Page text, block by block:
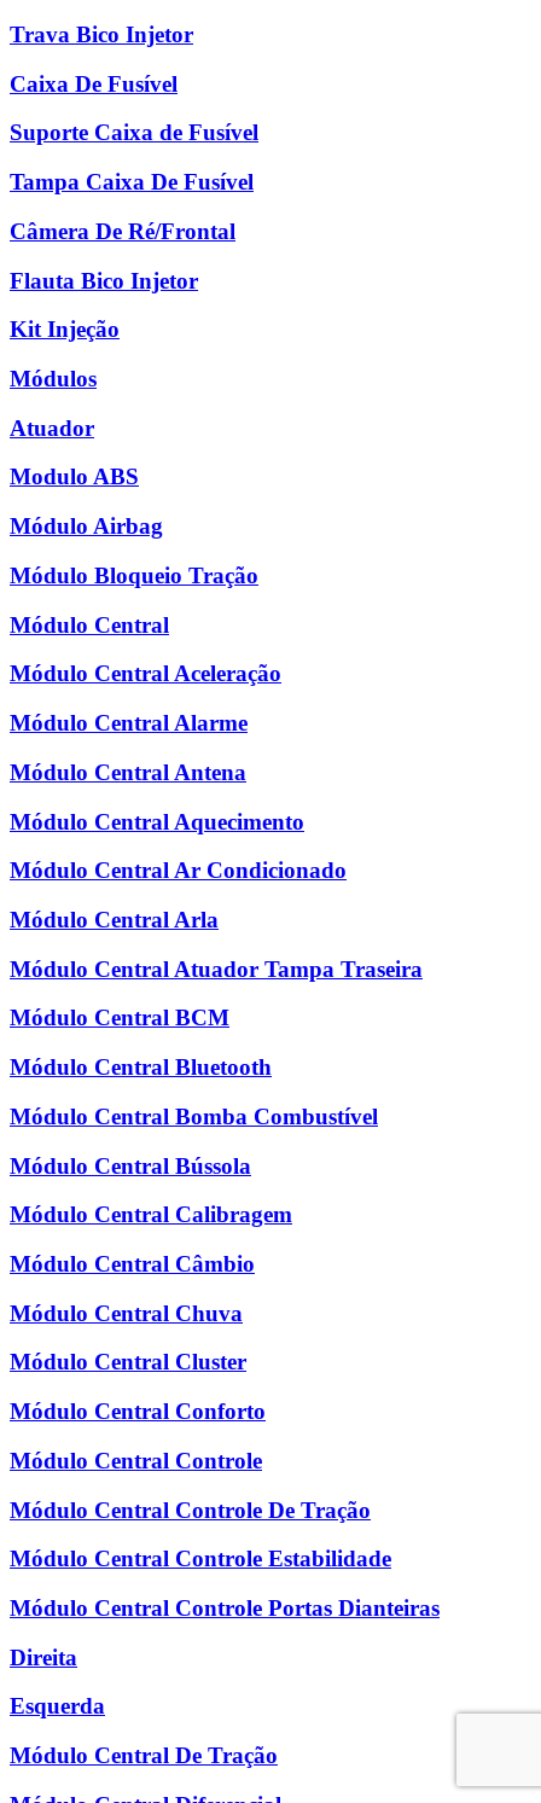
Trava Bico Injetor
Caixa De Fusível
Suporte Caixa de Fusível
Tampa Caixa De Fusível
Câmera De Ré/Frontal
Flauta Bico Injetor
Kit Injeção
Módulos
Atuador
Modulo ABS
Módulo Airbag
Módulo Bloqueio Tração
Módulo Central
Módulo Central Aceleração
Módulo Central Alarme
Módulo Central Antena
Módulo Central Aquecimento
Módulo Central Ar Condicionado
Módulo Central Arla
Módulo Central Atuador Tampa Traseira
Módulo Central BCM
Módulo Central Bluetooth
Módulo Central Bomba Combustível
Módulo Central Bússola
Módulo Central Calibragem
Módulo Central Câmbio
Módulo Central Chuva
Módulo Central Cluster
Módulo Central Conforto
Módulo Central Controle
Módulo Central Controle De Tração
Módulo Central Controle Estabilidade
Módulo Central Controle Portas Dianteiras
Direita
Esquerda
Módulo Central De Tração